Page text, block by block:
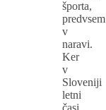
športa,
predvsem
v
naravi.
Ker
v
Sloveniji
letni